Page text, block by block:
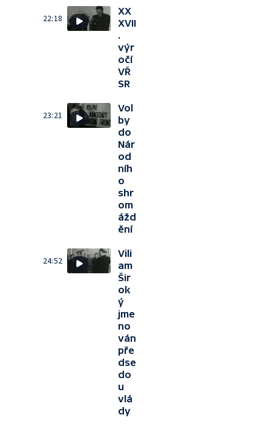
22:18
XX
XVII
.
výr
očí
VŘ
SR
23:21
Vol
by
do
Nár
od
níh
o
shr
om
ážd
ění
24:52
Vili
am
Šir
ok
ý
jme
no
ván
pře
dse
do
u
vlá
dy